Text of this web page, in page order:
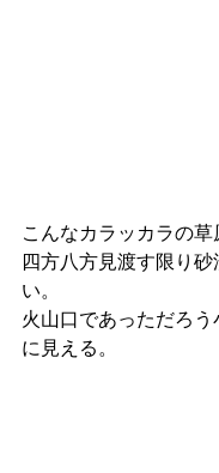
こんなカラッカラの草
四方八方見渡す限り
い。
火山口であっただろう
に見える。